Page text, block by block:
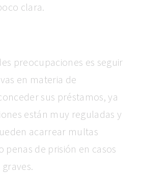
clara.
preocupaciones es seguir
en materia de
sus préstamos, ya
están muy reguladas y
acarrear multas
penas de prisión en casos